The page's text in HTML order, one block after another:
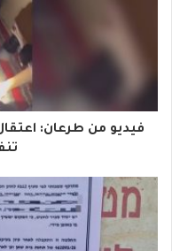
ك
ا
إ
فيديو من طرعان: